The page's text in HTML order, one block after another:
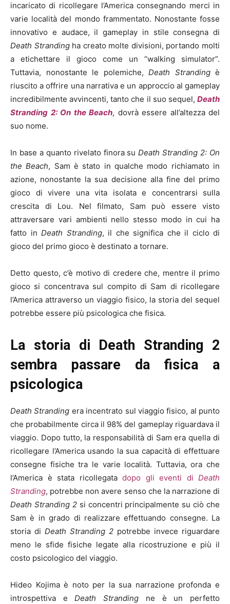
incaricato di ricollegare l’America consegnando merci in
varie località del mondo frammentato. Nonostante fosse
innovativo e audace, il gameplay in stile consegna di
Death Strandingha creato molte divisioni, portando molti
a etichettare il gioco come un “walking simulator”.
Tuttavia, nonostante le polemiche, Death Strandingè
riuscito a offrire una narrativa e un approccio al gameplay
incredibilmente avvincenti, tanto che il suo sequel, Death
Stranding 2: On the Beach, dovrà essere all’altezza del
suo nome.
In base a quanto rivelato finora suDeath Stranding 2: On
the Beach, Sam è stato in qualche modo richiamato in
azione, nonostante la sua decisione alla fine del primo
gioco di vivere una vita isolata e concentrarsi sulla
crescita di Lou. Nel filmato, Sam può essere visto
attraversare vari ambienti nello stesso modo in cui ha
fatto in Death Stranding, il che significa che il ciclo di
gioco del primo gioco è destinato a tornare.
Detto questo, c’è motivo di credere che, mentre il primo
gioco si concentrava sul compito di Sam di ricollegare
l’America attraverso un viaggio fisico, la storia del sequel
potrebbe essere più psicologica che fisica.
La storia di Death Stranding 2
sembra passare da fisica a
psicologica
Death Stranding era incentrato sul viaggio fisico, al punto
che probabilmente circa il 98% del gameplay riguardava il
viaggio. Dopo tutto, la responsabilità di Sam era quella di
ricollegare l’America usando la sua capacità di effettuare
consegne fisiche tra le varie località. Tuttavia, ora che
l’America è stata ricollegata dopo gli eventi di Death
Stranding, potrebbe non avere senso che la narrazione di
Death Stranding 2si concentri principalmente su ciò che
Sam è in grado di realizzare effettuando consegne. La
storia di Death Stranding 2 potrebbe invece riguardare
meno le sfide fisiche legate alla ricostruzione e più il
costo psicologico del viaggio.
Hideo Kojima è noto per la sua narrazione profonda e
introspettiva eDeath Stranding ne è un perfetto